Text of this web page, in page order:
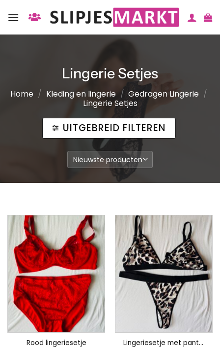
naar
Lingerie Setjes
Home / Kleding en lingerie / Gedragen Lingerie /
Lingerie Setjes
UITGEBREID FILTEREN
Rood lingeriesetje Lingeriesetje met panter print